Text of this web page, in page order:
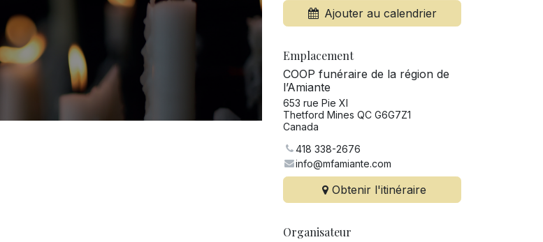
Ajouter au calendrier
Emplacement
COOP funéraire de la région de
l’Amiante
653 rue Pie XI
Thetford Mines QC G6G7Z1
Canada
418 338-2676
info@mfamiante.com
Obtenir l'itinéraire
Organisateur